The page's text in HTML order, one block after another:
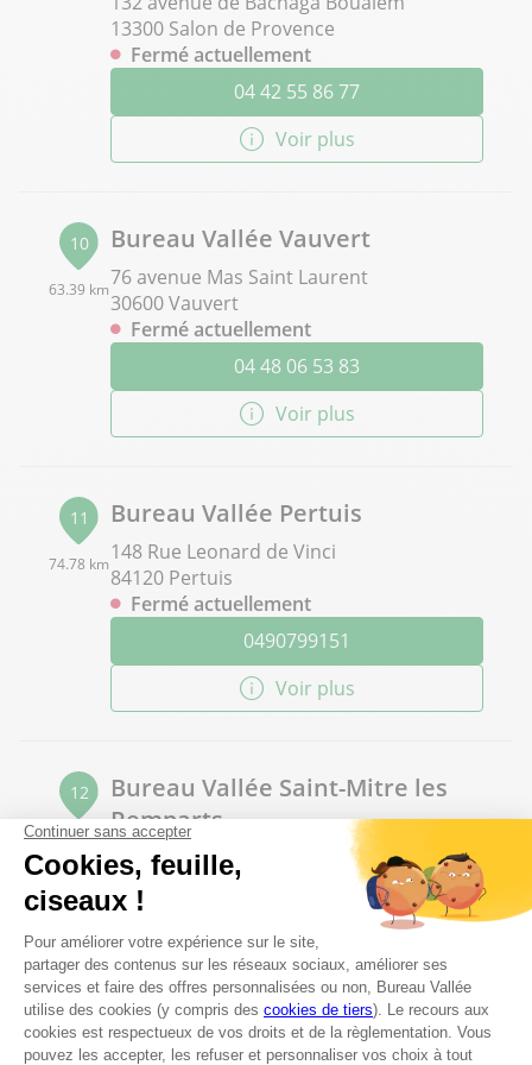
13300 Salon de Provence
Fermé actuellement
04 42 55 86 77
Voir plus
10
63.39 km
Bureau Vallée Vauvert
76 avenue Mas Saint Laurent
30600 Vauvert
Fermé actuellement
04 48 06 53 83
Voir plus
11
74.78 km
Bureau Vallée Pertuis
148 Rue Leonard de Vinci
84120 Pertuis
Fermé actuellement
0490799151
Voir plus
12
78.85 km
Bureau Vallée Saint-Mitre les
Remparts
2 avenue des peupliers
13920 Saint-Mitre les Remparts
Fermé actuellement
04 42 06 06 53
Voir plus